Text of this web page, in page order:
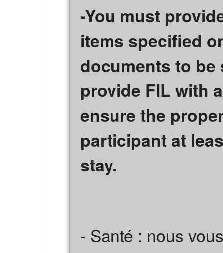
-You must
items specified
documents to be
provide FIL with
ensure the
participant at
stay.
- Santé : nous